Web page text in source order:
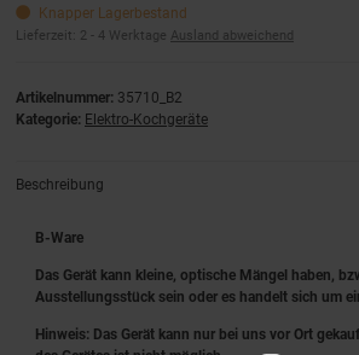
Knapper Lagerbestand
Lieferzeit: 2 - 4 Werktage Ausland abweichend
Artikelnummer: 35710_B2
Kategorie: Elektro-Kochgeräte
Beschreibung
B-Ware
Das Gerät kann kleine, optische Mängel haben,
Ausstellungsstück sein oder es handelt sich um
Hinweis: Das Gerät kann nur bei uns vor Ort